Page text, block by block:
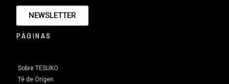
NEWSLETTER
PÁGINAS
Sobre TESUKO
Té de Origen